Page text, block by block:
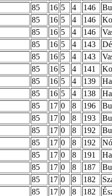
85 16 5 4 146
85 16 5 4 146
85 16 5 4 146
85 16 5 4 143
85 16 5 4 143
85 16 5 4 141
85 16 5 4 139
85 16 5 4 138
85 17 0 8 196
85 17 0 8 193
85 17 0 8 192
85 17 0 8 192
85 17 0 8 191
85 17 0 8 187
85 17 0 8 182
85 17 0 8 182